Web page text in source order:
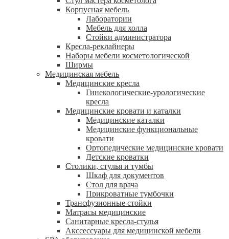
Корпусная мебель
Лаборатории
Мебель для холла
Стойки администратора
Кресла-реклайнеры
Наборы мебели косметологической
Ширмы
Медицинская мебель
Медицинские кресла
Гинекологические-урологические
кресла
Медицинские кровати и каталки
Медицинские каталки
Медицинские функциональные
кровати
Ортопедические медицинские кровати
Детские кроватки
Столики, стулья и тумбы
Шкаф для документов
Стол для врача
Прикроватные тумбочки
Трансфузионные стойки
Матрасы медицинские
Санитарные кресла-стулья
Акссессуары для медицинской мебели